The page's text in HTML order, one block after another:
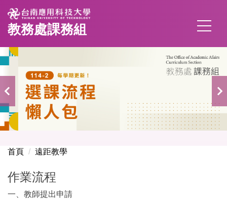
跳
到
主
內
教務處課務組
首頁 遠距教學
作業流程
一、教師提出申請